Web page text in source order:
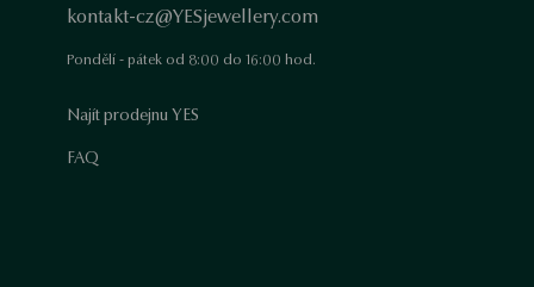
kontakt-cz@YESjewellery.com
Pondělí - pátek od 8:00 do 16:00 hod.
Najít prodejnu YES
FAQ